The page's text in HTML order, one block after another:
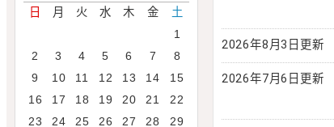
2026年8月3日更新
2026年7月6日更新
日 月 火 水 木 金 土
1
2
3 4 5 6 7
8
9
10 11 12 13 14
15
16
17 18 19 20 21
22
23
24 25 26 27 28
29